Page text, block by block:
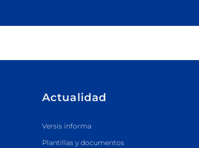
Actualidad
Versis informa
Plantillas y documentos